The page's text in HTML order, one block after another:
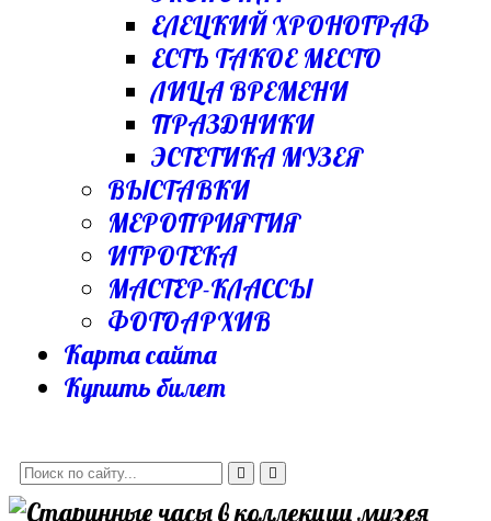
ЕЛЕЦКИЙ ХРОНОГРАФ
ЕСТЬ ТАКОЕ МЕСТО
ЛИЦА ВРЕМЕНИ
ПРАЗДНИКИ
ЭСТЕТИКА МУЗЕЯ
ВЫСТАВКИ
МЕРОПРИЯТИЯ
ИГРОТЕКА
МАСТЕР-КЛАССЫ
ФОТОАРХИВ
Карта сайта
Купить билет